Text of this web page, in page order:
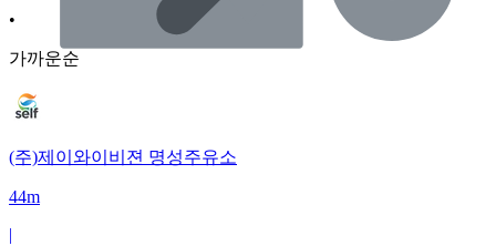
•
가까운순
(주)제이와이비젼 명성주유소
44m
|